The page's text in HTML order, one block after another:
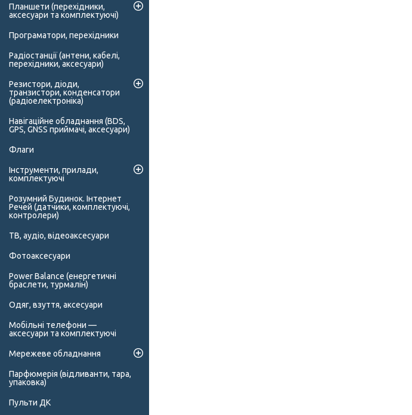
Планшети (перехідники,
аксесуари та комплектуючі)
Програматори, перехідники
Радіостанції (антени, кабелі,
перехідники, аксесуари)
Резистори, діоди,
транзистори, конденсатори
(радіоелектроніка)
Навігаційне обладнання (BDS,
GPS, GNSS приймачі, аксесуари)
Флаги
Інструменти, прилади,
комплектуючі
Розумний Будинок. Інтернет
Речей (датчики, комплектуючі,
контролери)
ТВ, аудіо, відеоаксесуари
Фотоаксесуари
Power Balance (енергетичні
браслети, турмалін)
Одяг, взуття, аксесуари
Мобільні телефони —
аксесуари та комплектуючі
Мережеве обладнання
Парфюмерія (відливанти, тара,
упаковка)
Пульти ДК